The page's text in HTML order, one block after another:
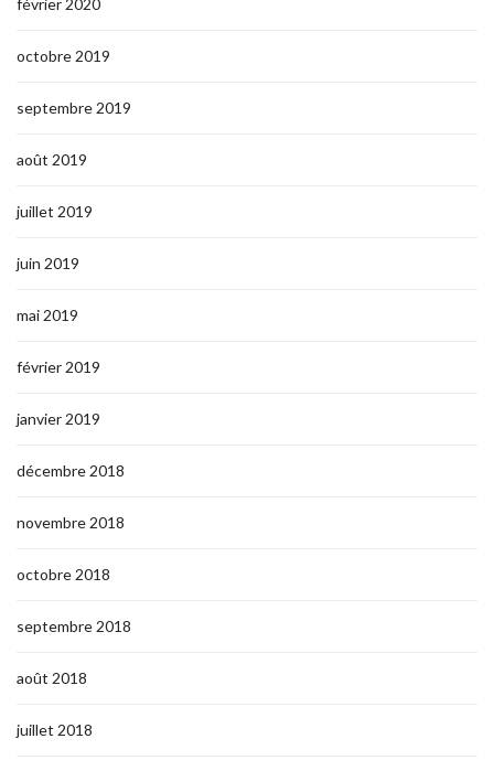
février 2020
octobre 2019
septembre 2019
août 2019
juillet 2019
juin 2019
mai 2019
février 2019
janvier 2019
décembre 2018
novembre 2018
octobre 2018
septembre 2018
août 2018
juillet 2018